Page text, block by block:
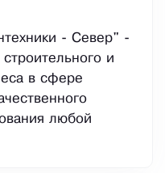
- Север" -
и
в сфере
любой